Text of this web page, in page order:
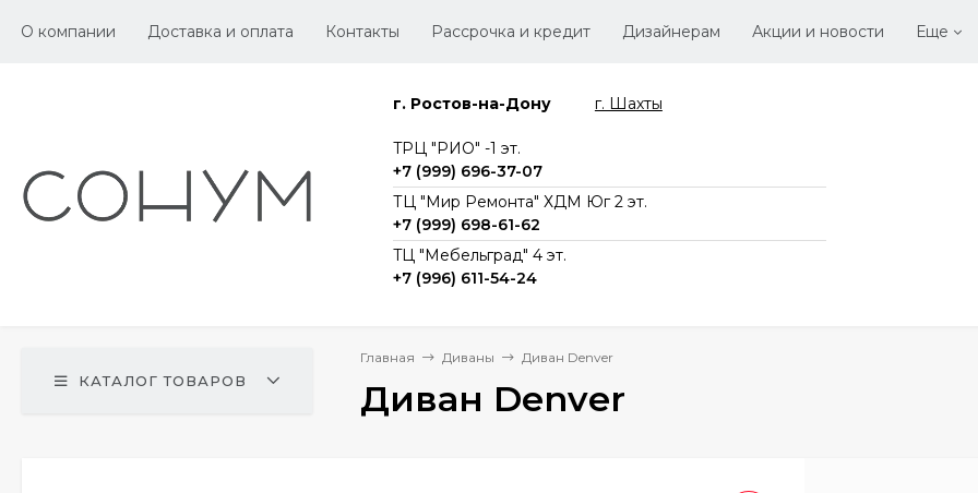
О компании Доставка и оплата Контакты Рассрочка и кредит Дизайнерам Акции и новости Еще
г. Ростов-на-Дону г. Шахты
TРЦ "РИО" -1 эт.
+7 (999) 696-37-07
ТЦ "Мир Ремонта" ХДМ Юг 2 эт.
+7 (999) 698-61-62
TЦ "Мебельград" 4 эт.
+7 (996) 611-54-24
КАТАЛОГ ТОВАРОВ
Главная Диваны Диван Denver
Диван Denver